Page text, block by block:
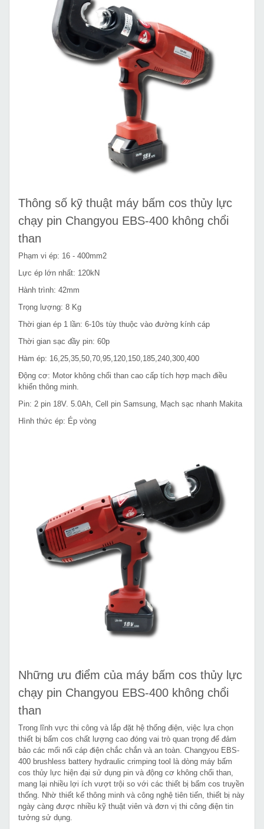
Thông số kỹ thuật máy bấm cos thủy lực
chạy pin Changyou EBS-400 không chổi
than
Phạm vi ép: 16 - 400mm2
Lực ép lớn nhất: 120kN
Hành trình: 42mm
Trọng lượng: 8 Kg
Thời gian ép 1 lần: 6-10s tùy thuộc vào đường kính cáp
Thời gian sạc đầy pin: 60p
Hàm ép: 16,25,35,50,70,95,120,150,185,240,300,400
Động cơ: Motor không chổi than cao cấp tích hợp mạch điều
khiển thông minh.
Pin: 2 pin 18V. 5.0Ah, Cell pin Samsung, Mạch sạc nhanh Makita
Hình thức ép: Ép vòng
Những ưu điểm của máy bấm cos thủy lực
chạy pin Changyou EBS-400 không chổi
than
Trong lĩnh vực thi công và lắp đặt hệ thống điện, việc lựa chọn
thiết bị bấm cos chất lượng cao đóng vai trò quan trọng để đảm
bảo các mối nối cáp điện chắc chắn và an toàn. Changyou EBS-
400 brushless battery hydraulic crimping tool là dòng máy bấm
cos thủy lực hiện đại sử dụng pin và động cơ không chổi than,
mang lại nhiều lợi ích vượt trội so với các thiết bị bấm cos truyền
thống. Nhờ thiết kế thông minh và công nghệ tiên tiến, thiết bị này
ngày càng được nhiều kỹ thuật viên và đơn vị thi công điện tin
tưởng sử dụng.